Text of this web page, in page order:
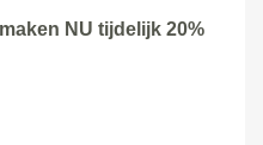
NU tijdelijk 20%